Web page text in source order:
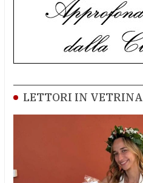
LETTORI IN VETRINA